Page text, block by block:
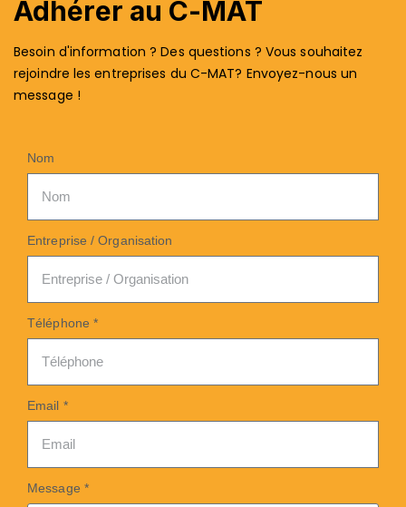
Adhérer au C-MAT
Besoin d'information ? Des questions ? Vous souhaitez
rejoindre les entreprises du C-MAT? Envoyez-nous un
message !
Nom
Entreprise / Organisation
Téléphone *
Email *
Message *